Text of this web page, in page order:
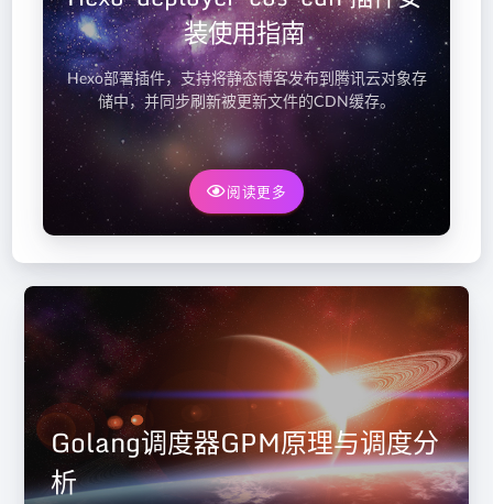
装使用指南
Hexo部署插件，支持将静态博客发布到腾讯云对象存
储中，并同步刷新被更新文件的CDN缓存。
阅读更多
Golang调度器GPM原理与调度分
析